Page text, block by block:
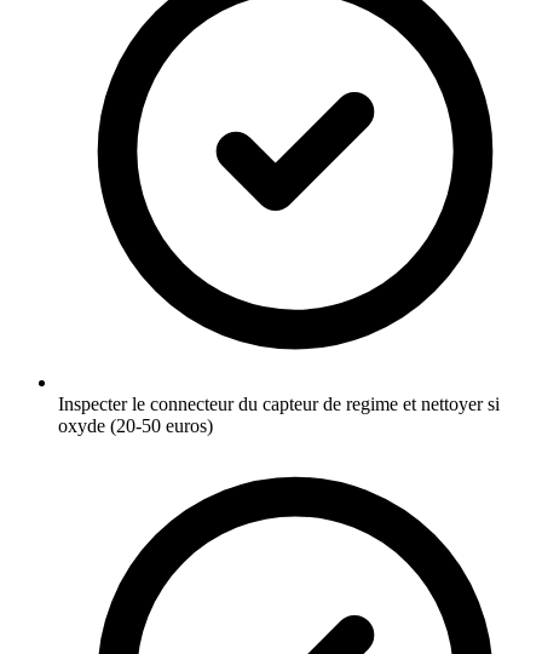
Inspecter le connecteur du capteur de regime et nettoyer si
oxyde (20-50 euros)